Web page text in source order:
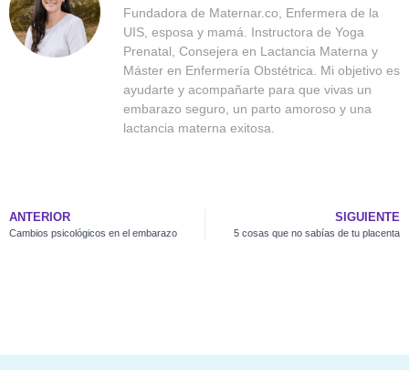
Fundadora de Maternar.co, Enfermera de la
UIS, esposa y mamá. Instructora de Yoga
Prenatal, Consejera en Lactancia Materna y
Máster en Enfermería Obstétrica. Mi objetivo es
ayudarte y acompañarte para que vivas un
embarazo seguro, un parto amoroso y una
lactancia materna exitosa.
ANTERIOR
Cambios psicológicos en el embarazo
SIGUIENTE
5 cosas que no sabías de tu placenta